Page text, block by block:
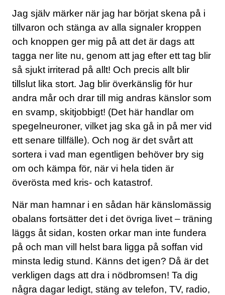
INLOGGNING
Jag själv märker när jag har börjat skena på i
tillvaron och stänga av alla signaler kroppen
och knoppen ger mig på att det är dags att
tagga ner lite nu, genom att jag efter ett tag blir
så sjukt irriterad på allt! Och precis allt blir
tillslut lika stort. Jag blir överkänslig för hur
andra mår och drar till mig andras känslor som
en svamp, skitjobbigt! (Det här handlar om
spegelneuroner, vilket jag ska gå in på mer vid
ett senare tillfälle). Och nog är det svårt att
sortera i vad man egentligen behöver bry sig
om och kämpa för, när vi hela tiden är
överösta med kris- och katastrof.
När man hamnar i en sådan här känslomässig
obalans fortsätter det i det övriga livet – träning
läggs åt sidan, kosten orkar man inte fundera
på och man vill helst bara ligga på soffan vid
minsta ledig stund. Känns det igen? Då är det
verkligen dags att dra i nödbromsen! Ta dig
några dagar ledigt, stäng av telefon, TV, radio,